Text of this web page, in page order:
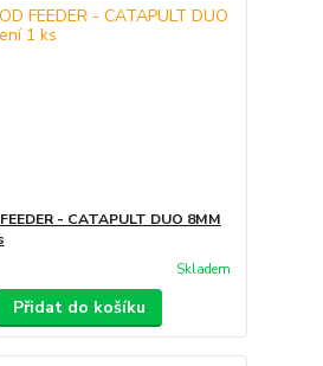
- CATAPULT DUO 8MM
Skladem
Přidat do košíku